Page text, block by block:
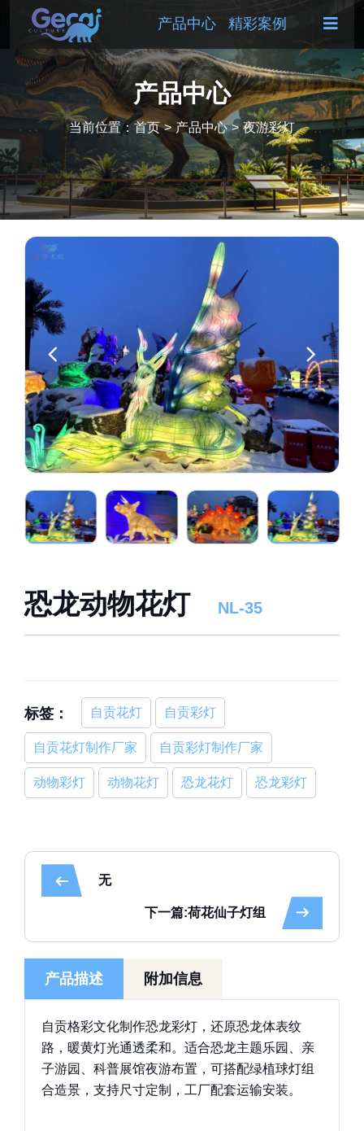
产品中心 精彩案例
产品中心
当前位置：首页 > 产品中心 > 夜游彩灯
恐龙动物花灯 NL-35
标签： 自贡花灯 自贡彩灯
自贡花灯制作厂家 自贡彩灯制作厂家
动物彩灯 动物花灯 恐龙花灯 恐龙彩灯
无
下一篇:荷花仙子灯组
产品描述 附加信息
自贡格彩文化制作恐龙彩灯，还原恐龙体表纹
路，暖黄灯光通透柔和。适合恐龙主题乐园、亲
子游园、科普展馆夜游布置，可搭配绿植球灯组
合造景，支持尺寸定制，工厂配套运输安装。